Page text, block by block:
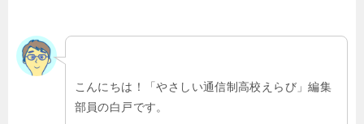
こんにちは！「やさしい通信制高校えらび」編集
部員の白戸です。